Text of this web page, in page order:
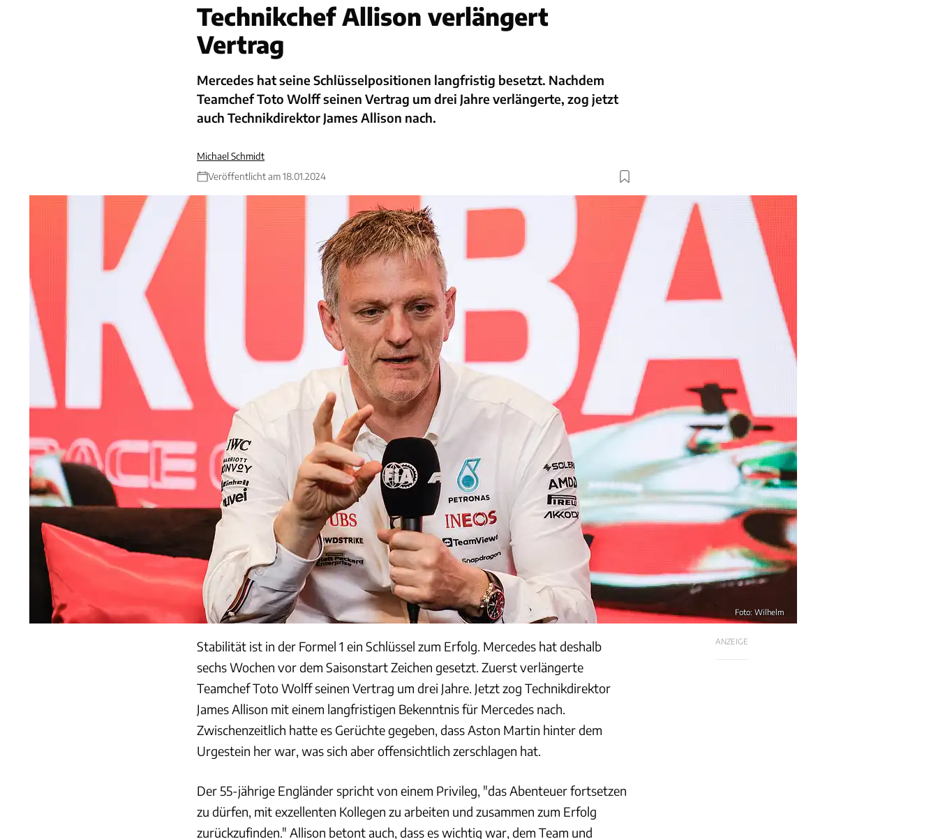
Technikchef Allison verlängert
Vertrag
Mercedes hat seine Schlüsselpositionen langfristig besetzt. Nachdem
Teamchef Toto Wolff seinen Vertrag um drei Jahre verlängerte, zog jetzt
auch Technikdirektor James Allison nach.
Michael Schmidt
Veröffentlicht am 18.01.2024
Foto: Wilhelm
ANZEIGE
Stabilität ist in der Formel 1 ein Schlüssel zum Erfolg. Mercedes hat deshalb
sechs Wochen vor dem Saisonstart Zeichen gesetzt. Zuerst verlängerte
Teamchef Toto Wolff seinen Vertrag um drei Jahre. Jetzt zog Technikdirektor
James Allison mit einem langfristigen Bekenntnis für Mercedes nach.
Zwischenzeitlich hatte es Gerüchte gegeben, dass Aston Martin hinter dem
Urgestein her war, was sich aber offensichtlich zerschlagen hat.
Der 55-jährige Engländer spricht von einem Privileg, "das Abenteuer fortsetzen
zu dürfen, mit exzellenten Kollegen zu arbeiten und zusammen zum Erfolg
zurückzufinden." Allison betont auch, dass es wichtig war, dem Team und